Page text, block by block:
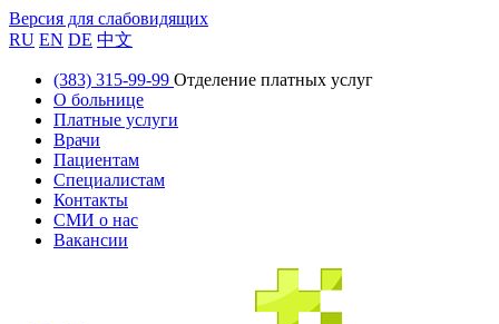
Версия для слабовидящих
RU EN DE 中文
(383) 315-99-99 Отделение платных услуг
О больнице
Платные услуги
Врачи
Пациентам
Специалистам
Контакты
СМИ о нас
Вакансии